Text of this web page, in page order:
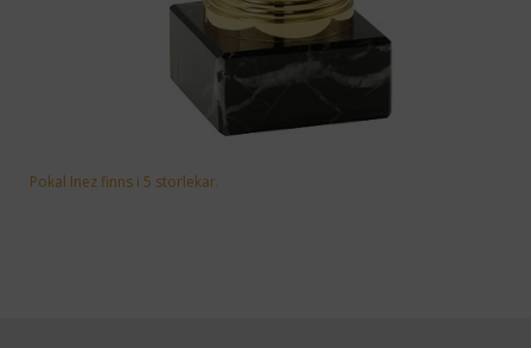
Pokal Inez finns i 5 storlekar.